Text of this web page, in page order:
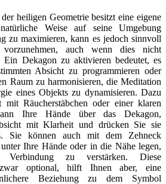
heiligen Geometrie besitzt eine eigene
Weise auf seine Umgebung
zu maximieren, kann es jedoch sinnvoll
auch wenn dies nicht
Dekagon zu aktivieren bedeutet, es
Absicht zu programmieren oder
Raum zu harmonisieren, die Meditation
eines Objekts zu dynamisieren. Dazu
mit Räucherstäbchen oder einer klaren
Ihre Hände über das Dekagon,
mit Klarheit und drücken Sie sie
Sie können auch mit dem Zehneck
Ihre Hände oder in die Nähe legen,
zu verstärken. Diese
optional, hilft Ihnen aber, eine
Beziehung zu dem Symbol